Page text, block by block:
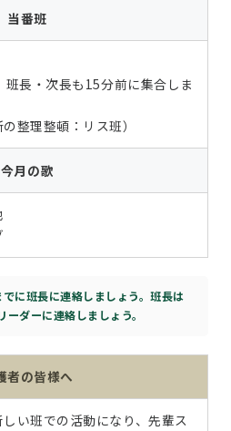
当番班
班長・次長も15分前に集合しま
整理整頓：リス班）
今月の歌
に班長に連絡しましょう。班長は
ダーに連絡しましょう。
者の皆様へ
い班での活動になり、先輩ス